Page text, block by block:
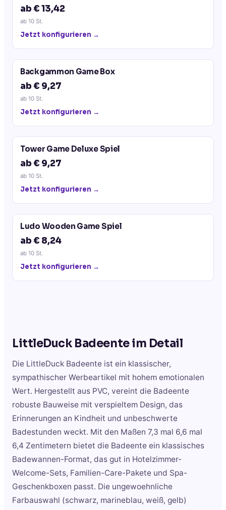
ab € 13,42
ab 10 St.
Jetzt konfigurieren →
Backgammon Game Box
ab € 9,27
ab 10 St.
Jetzt konfigurieren →
Tower Game Deluxe Spiel
ab € 9,27
ab 10 St.
Jetzt konfigurieren →
Ludo Wooden Game Spiel
ab € 8,24
ab 10 St.
Jetzt konfigurieren →
LittleDuck Badeenteim Detail
Die LittleDuck Badeente ist ein klassischer,
sympathischer Werbeartikel mit hohem emotionalen
Wert. Hergestellt aus PVC, vereint die Badeente
robuste Bauweise mit verspieltem Design, das
Erinnerungen an Kindheit und unbeschwerte
Badestunden weckt. Mit den Maßen 7,3 mal 6,6 mal
6,4 Zentimetern bietet die Badeente ein klassisches
Badewannen-Format, das gut in Hotelzimmer-
Welcome-Sets, Familien-Care-Pakete und Spa-
Geschenkboxen passt. Die ungewoehnliche
Farbauswahl (schwarz, marineblau, weiß, gelb)